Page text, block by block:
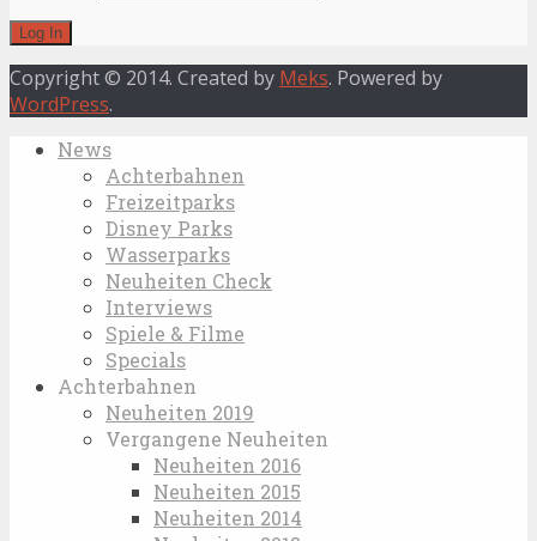
Copyright © 2014. Created by Meks. Powered by
WordPress.
News
Achterbahnen
Freizeitparks
Disney Parks
Wasserparks
Neuheiten Check
Interviews
Spiele & Filme
Specials
Achterbahnen
Neuheiten 2019
Vergangene Neuheiten
Neuheiten 2016
Neuheiten 2015
Neuheiten 2014